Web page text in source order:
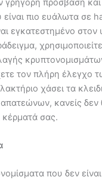
πρόσβαση και
πιο ευάλωτα σε
εγκατεστημένο στον
τον πλήρη έλεγχο
χάσει τα
κανείς δεν
κέρματά σας.
που δεν